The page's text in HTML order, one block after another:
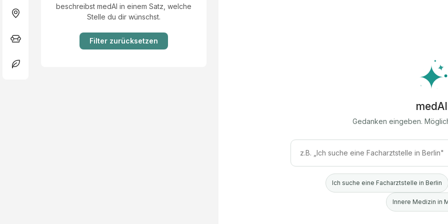
beschreibst medAI in einem Satz, welche
Stelle du dir wünschst.
Filter zurücksetzen
medAI
Gedanken eingeben.
Ich suche eine Facharztstelle in Berlin
Innere Medizin in